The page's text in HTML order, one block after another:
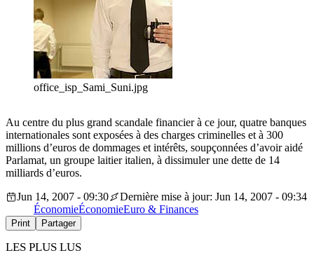
office_isp_Sami_Suni.jpg
Au centre du plus grand scandale financier à ce jour, quatre banques
internationales sont exposées à des charges criminelles et à 300
millions d’euros de dommages et intérêts, soupçonnées d’avoir aidé
Parlamat, un groupe laitier italien, à dissimuler une dette de 14
milliards d’euros.
Jun 14, 2007 - 09:30
Dernière mise à jour: Jun 14, 2007 - 09:34
ÉconomieÉconomieEuro & Finances
Print Partager
LES PLUS LUS